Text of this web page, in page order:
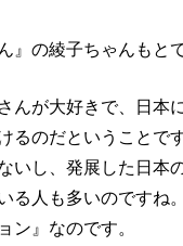
』の綾子ちゃんもと
んが大好きで、日本
るのだということで
いし、発展した日本
る人も多いのですね
ン』なのです。